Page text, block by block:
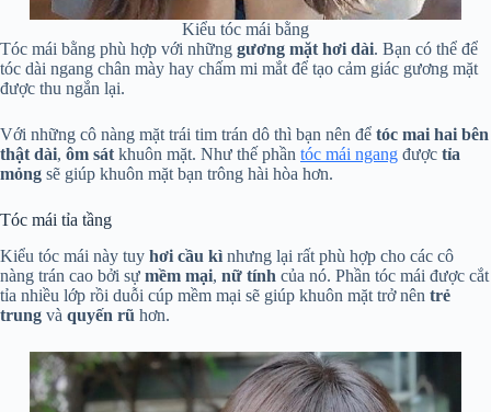
Kiểu tóc mái bằng
Tóc mái bằng phù hợp với những gương mặt hơi dài. Bạn có thể để
tóc dài ngang chân mày hay chấm mi mắt để tạo cảm giác gương mặt
được thu ngắn lại.
Với những cô nàng mặt trái tim trán dô thì bạn nên để tóc mai hai bên
thật dài, ôm sát khuôn mặt. Như thế phần tóc mái ngang được tỉa
mỏng sẽ giúp khuôn mặt bạn trông hài hòa hơn.
Tóc mái tỉa tầng
Kiểu tóc mái này tuy hơi cầu kì nhưng lại rất phù hợp cho các cô
nàng trán cao bởi sự mềm mại, nữ tính của nó. Phần tóc mái được cắt
tỉa nhiều lớp rồi duỗi cúp mềm mại sẽ giúp khuôn mặt trở nên trẻ
trung và quyến rũ hơn.